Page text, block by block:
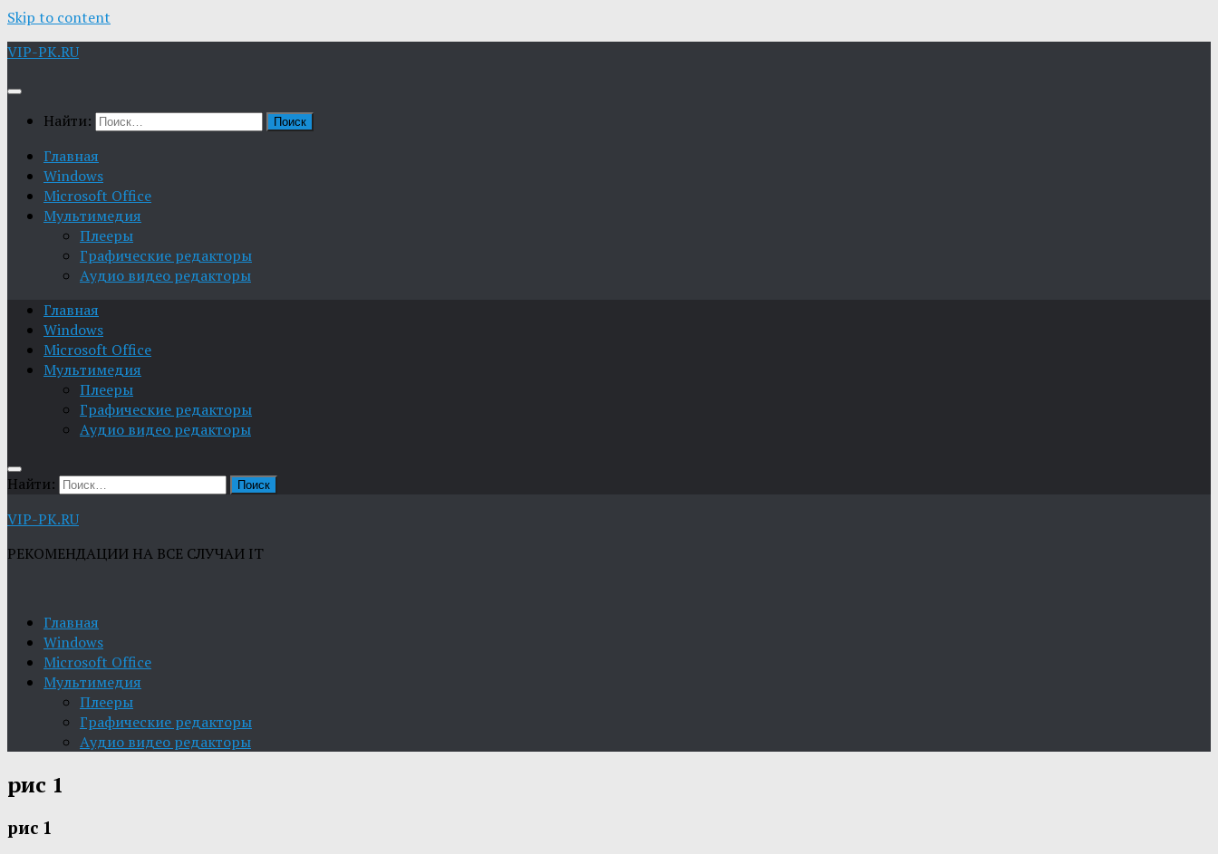
Skip to content
VIP-PK.RU
Найти:
Главная
Windows
Microsoft Office
Мультимедия
Плееры
Графические редакторы
Aудио видео редакторы
Главная
Windows
Microsoft Office
Мультимедия
Плееры
Графические редакторы
Aудио видео редакторы
Найти:
VIP-PK.RU
РЕКОМЕНДАЦИИ НА ВСЕ СЛУЧАИ IT
Главная
Windows
Microsoft Office
Мультимедия
Плееры
Графические редакторы
Aудио видео редакторы
рис 1
рис 1